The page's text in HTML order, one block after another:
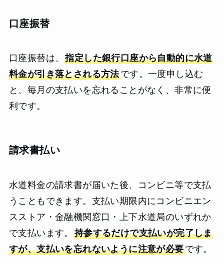
口座振替
口座振替は、指定した銀行口座から自動的に水道
料金が引き落とされる方法です。一度申し込む
と、毎月の支払いを忘れることがなく、非常に便
利です。
請求書払い
水道料金の請求書が届いた後、コンビニ等で支払
うこともできます。支払い期限内にコンビニエン
スストア・金融機関窓口・上下水道局のいずれか
で支払います。 持参するだけで支払いが完了しま
すが、支払いを忘れないように注意が必要です。